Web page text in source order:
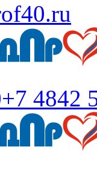
+7 4842